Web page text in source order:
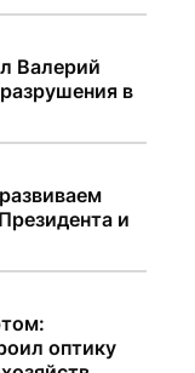
Валерий
в
и
оптику